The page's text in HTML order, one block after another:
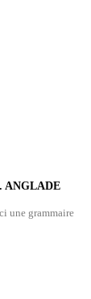
ANGLADE
une grammaire